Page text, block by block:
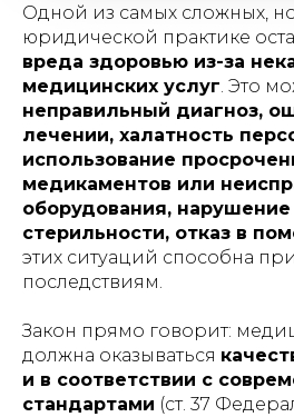
Одной из самых сложных,
юридической практике
вреда здоровью из-за
медицинских услуг. Это
неправильный диагноз,
лечении, халатность
использование
медикаментов или
оборудования,
стерильности, отказ в
этих ситуаций способна
последствиям.
Закон прямо говорит:
должна оказываться
и в соответствии с
стандартами (ст. 37